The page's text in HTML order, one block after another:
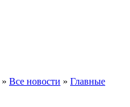
» Все новости » Главные